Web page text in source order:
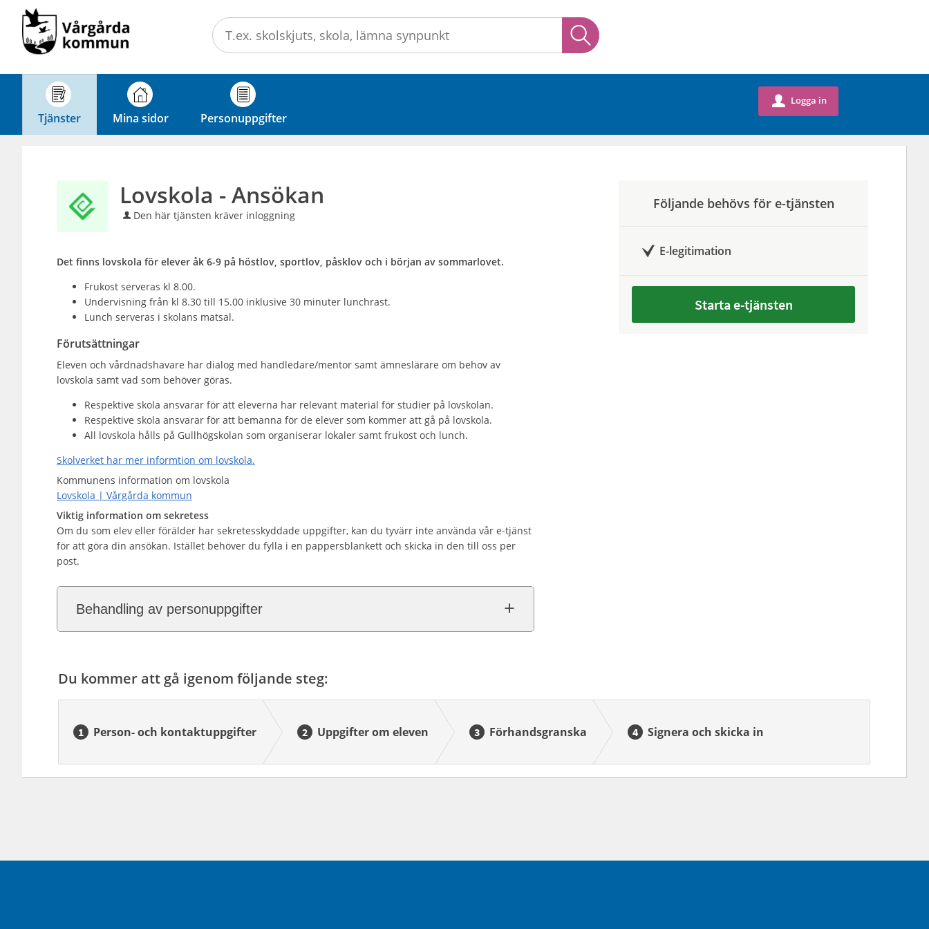
Välkommen
Vårgårda
kommunTjänster Mina sidor Personuppgifter
u Logga in
Lovskola - Ansökan
Den här tjänsten kräver inloggning
Det finns lovskola för elever åk 6-9 på höstlov, sportlov, påsklov och i början av sommarlovet.
Frukost serveras kl 8.00.
Undervisning från kl 8.30 till 15.00 inklusive 30 minuter lunchrast.
Lunch serveras i skolans matsal.
Förutsättningar
Eleven och vårdnadshavare har dialog med handledare/mentor samt ämneslärare om behov av
lovskola samt vad som behöver göras.
Respektive skola ansvarar för att eleverna har relevant material för studier på lovskolan.
Respektive skola ansvarar för att bemanna för de elever som kommer att gå på lovskola.
All lovskola hålls på Gullhögskolan som organiserar lokaler samt frukost och lunch.
Skolverket har mer informtion om lovskola.
Kommunens information om lovskola
Lovskola | Vårgårda kommun
Viktig information om sekretess
Om du som elev eller förälder har sekretesskyddade uppgifter, kan du tyvärr inte använda vår e-tjänst
för att göra din ansökan. Istället behöver du fylla i en pappersblankett och skicka in den till oss per
post.
Behandling av personuppgifter
Följande behövs för e-tjänsten
E-legitimation
Starta e-tjänsten
Du kommer att gå igenom följande steg:
Person- och kontaktuppgifter Uppgifter om eleven Förhandsgranska Signera och skicka in